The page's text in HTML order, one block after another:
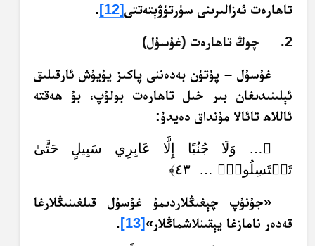
تاھارەت ئەزالىرىنى سۈرتۈۋېتەتتى[12]
.
2. چوڭ تاھارەت (غۇسۇل)
غۇسۇل – پۈتۈن بەدەننى پاكىز يۇيۇش ئارقىلىق
ئېلىنىدىغان بىر خىل تاھارەت بولۇپ، بۇ ھەقتە
ئاللاھ تائالا مۇنداق دەيدۇ:
﴿… وَلَا جُنُبًا إِلَّا عَابِرِي سَبِيلٍ حَتَّىٰ
تَغۡتَسِلُواْۚ … ٤٣﴾
«جۇنۇپ چېغىڭلاردىمۇ غۇسۇل قىلغىنىڭلارغا
قەدەر نامازغا يېقىنلاشماڭلار»[13]
.